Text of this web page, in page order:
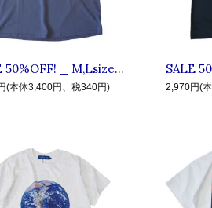
SALE 50%OFF! _ M,Lsize #6 LBM ◆ LIVE IN FAB EARTH リブインファブアース : 半袖 アースTシャツ Indigo Blue
(本体3,400円、税340円) 2,970円(